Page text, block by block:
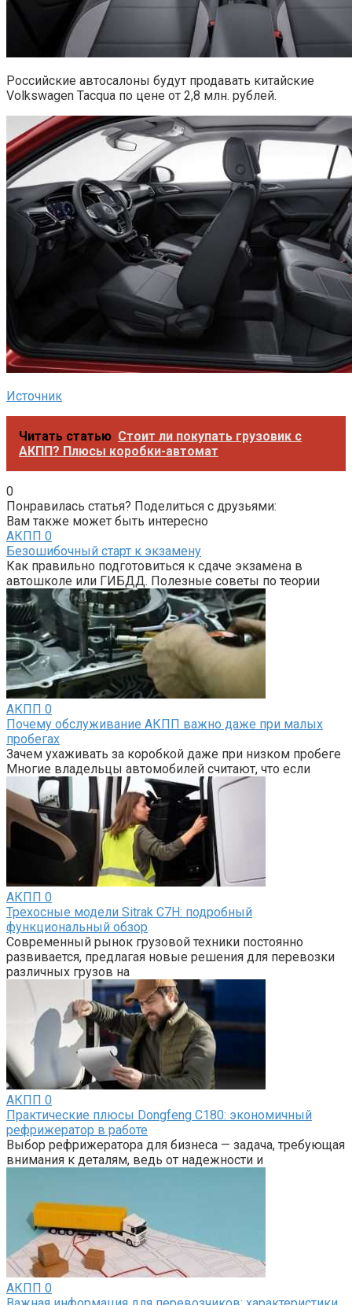
Российские автосалоны будут продавать китайские
Volkswagen Tacqua по цене от 2,8 млн. рублей.
Источник
Читать статью Стоит ли покупать грузовик с
АКПП? Плюсы коробки-автомат
0
Понравилась статья? Поделиться с друзьями:
Вам также может быть интересно
АКПП 0
Безошибочный старт к экзамену
Как правильно подготовиться к сдаче экзамена в
автошколе или ГИБДД. Полезные советы по теории
АКПП 0
Почему обслуживание АКПП важно даже при малых
пробегах
Зачем ухаживать за коробкой даже при низком пробеге
Многие владельцы автомобилей считают, что если
АКПП 0
Трехосные модели Sitrak C7H: подробный
функциональный обзор
Современный рынок грузовой техники постоянно
развивается, предлагая новые решения для перевозки
различных грузов на
АКПП 0
Практические плюсы Dongfeng C180: экономичный
рефрижератор в работе
Выбор рефрижератора для бизнеса — задача, требующая
внимания к деталям, ведь от надежности и
АКПП 0